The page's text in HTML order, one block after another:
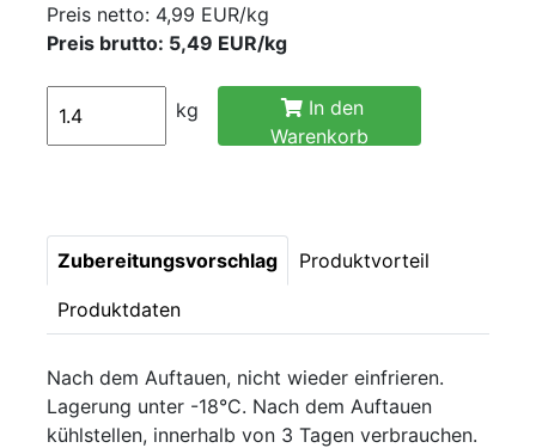
Preis netto: 4,99 EUR/kg
Preis brutto: 5,49 EUR/kg
kg
In den
Warenkorb
Zubereitungsvorschlag Produktvorteil
Produktdaten
Nach dem Auftauen, nicht wieder einfrieren.
Lagerung unter -18°C. Nach dem Auftauen
kühlstellen, innerhalb von 3 Tagen verbrauchen.